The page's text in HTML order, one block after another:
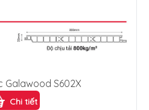
Galawood S602X
Chi tiết